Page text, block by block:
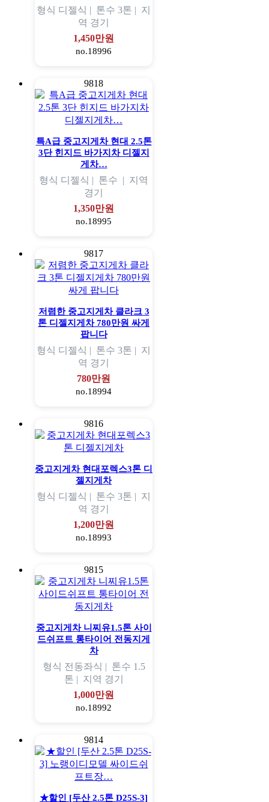
형식 디젤식 | 톤수 3톤 | 지
역 경기
1,450만원
no.18996
9818
특A급 중고지게차 현대 2.5톤
3단 힌지드 바가지차 디젤지
게차…
형식 디젤식 | 톤수 | 지역
경기
1,350만원
no.18995
9817
저렴한 중고지게차 클라크 3
톤 디젤지게차 780만원 싸게
팝니다
형식 디젤식 | 톤수 3톤 | 지
역 경기
780만원
no.18994
9816
중고지게차 현대포렉스3톤 디
젤지게차
형식 디젤식 | 톤수 3톤 | 지
역 경기
1,200만원
no.18993
9815
중고지게차 니찌유1.5톤 사이
드쉬프트 통타이어 전동지게
차
형식 전동좌식 | 톤수 1.5
톤 | 지역 경기
1,000만원
no.18992
9814
★할인 [두산 2.5톤 D25S-3]